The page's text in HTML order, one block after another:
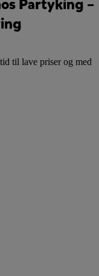
Partyking –
til lave priser og med